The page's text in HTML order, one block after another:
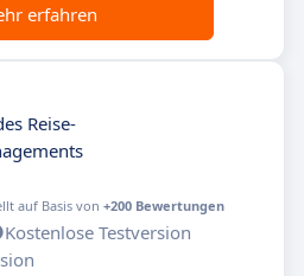
erfahren
Reise-
auf Basis von +200 Bewertungen
Kostenlose Testversion